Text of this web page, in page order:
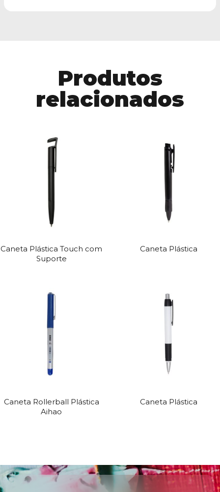
Produtos
relacionados
Caneta Plástica Touch com
Suporte
Caneta Plástica
Caneta Rollerball Plástica
Aihao
Caneta Plástica